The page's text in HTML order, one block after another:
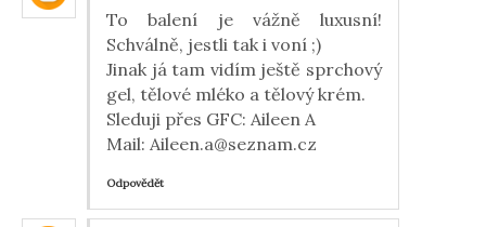
To balení je vážně luxusní!
Schválně, jestli tak i voní ;)
Jinak já tam vidím ještě sprchový
gel, tělové mléko a tělový krém.
Sleduji přes GFC: Aileen A
Mail: Aileen.a@seznam.cz
Odpovědět